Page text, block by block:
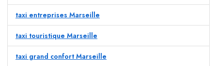
taxi entreprises Marseille
taxi touristique Marseille
taxi grand confort Marseille